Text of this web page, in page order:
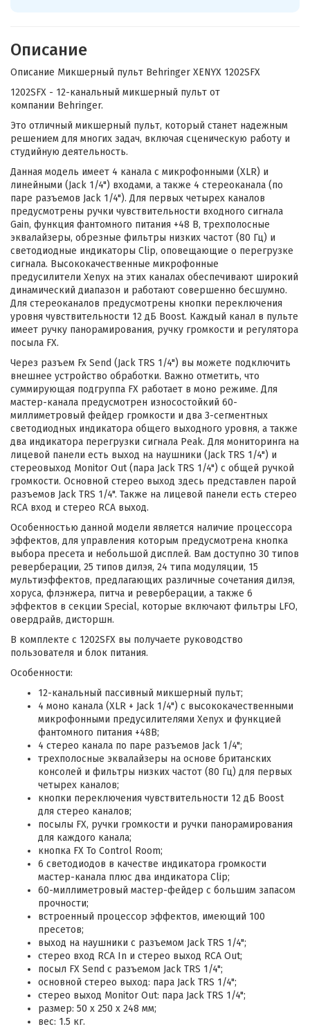
Описание
Описание Микшерный пульт Behringer XENYX 1202SFX
1202SFX - 12-канальный микшерный пульт от
компании Behringer.
Это отличный микшерный пульт, который станет надежным
решением для многих задач, включая сценическую работу и
студийную деятельность.
Данная модель имеет 4 канала с микрофонными (XLR) и
линейными (Jack 1/4") входами, а также 4 стереоканала (по
паре разъемов Jack 1/4"). Для первых четырех каналов
предусмотрены ручки чувствительности входного сигнала
Gain, функция фантомного питания +48 В, трехполосные
эквалайзеры, обрезные фильтры низких частот (80 Гц) и
светодиодные индикаторы Clip, оповещающие о перегрузке
сигнала. Высококачественные микрофонные
предусилители Xenyx на этих каналах обеспечивают широкий
динамический диапазон и работают совершенно бесшумно.
Для стереоканалов предусмотрены кнопки переключения
уровня чувствительности 12 дБ Boost. Каждый канал в пульте
имеет ручку панорамирования, ручку громкости и регулятора
посыла FX.
Через разъем Fx Send (Jack TRS 1/4") вы можете подключить
внешнее устройство обработки. Важно отметить, что
суммирующая подгруппа FX работает в моно режиме. Для
мастер-канала предусмотрен износостойкий 60-
миллиметровый фейдер громкости и два 3-сегментных
светодиодных индикатора общего выходного уровня, а также
два индикатора перегрузки сигнала Peak. Для мониторинга на
лицевой панели есть выход на наушники (Jack TRS 1/4") и
стереовыход Monitor Out (пара Jack TRS 1/4") с общей ручкой
громкости. Основной стерео выход здесь представлен парой
разъемов Jack TRS 1/4". Также на лицевой панели есть стерео
RCA вход и стерео RCA выход.
Особенностью данной модели является наличие процессора
эффектов, для управления которым предусмотрена кнопка
выбора пресета и небольшой дисплей. Вам доступно 30 типов
реверберации, 25 типов дилэя, 24 типа модуляции, 15
мультиэффектов, предлагающих различные сочетания дилэя,
хоруса, флэнжера, питча и реверберации, а также 6
эффектов в секции Special, которые включают фильтры LFO,
овердрайв, дисторшн.
В комплекте с 1202SFX вы получаете руководство
пользователя и блок питания.
Особенности:
12-канальный пассивный микшерный пульт;
4 моно канала (XLR + Jack 1/4") с высококачественными
микрофонными предусилителями Xenyx и функцией
фантомного питания +48В;
4 стерео канала по паре разъемов Jack 1/4";
трехполосные эквалайзеры на основе британских
консолей и фильтры низких частот (80 Гц) для первых
четырех каналов;
кнопки переключения чувствительности 12 дБ Boost
для стерео каналов;
посылы FX, ручки громкости и ручки панорамирования
для каждого канала;
кнопка FX To Control Room;
6 светодиодов в качестве индикатора громкости
мастер-канала плюс два индикатора Clip;
60-миллиметровый мастер-фейдер с большим запасом
прочности;
встроенный процессор эффектов, имеющий 100
пресетов;
выход на наушники с разъемом Jack TRS 1/4";
стерео вход RCA In и стерео выход RCA Out;
посыл FX Send с разъемом Jack TRS 1/4";
основной стерео выход: пара Jack TRS 1/4";
стерео выход Monitor Out: пара Jack TRS 1/4";
размер: 50 х 250 х 248 мм;
вес: 1.5 кг.